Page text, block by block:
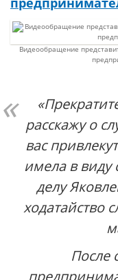
Видеообращение
расскажу о
вас
имела в виду
делу
ходатайство
После